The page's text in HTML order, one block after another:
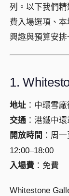
列。以下我們
費入場選項、
興趣與預算安排
1.
地址 ：中環雪
交通 ：港鐵中
開放時間 ：周
12:00–18:00
入場費 ：免費
Whitestone